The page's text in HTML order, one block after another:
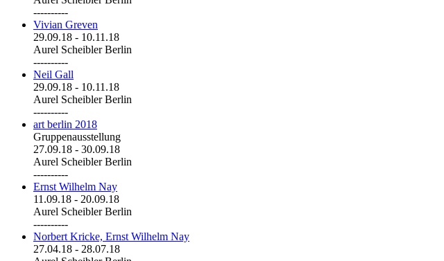
----------
Vivian Greven
29.09.18 - 10.11.18
Aurel Scheibler Berlin
----------
Neil Gall
29.09.18 - 10.11.18
Aurel Scheibler Berlin
----------
art berlin 2018
Gruppenausstellung
27.09.18 - 30.09.18
Aurel Scheibler Berlin
----------
Ernst Wilhelm Nay
11.09.18 - 20.09.18
Aurel Scheibler Berlin
----------
Norbert Kricke, Ernst Wilhelm Nay
27.04.18 - 28.07.18